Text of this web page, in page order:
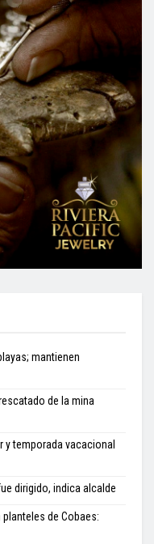
mantienen
de la mina
temporada vacacional
dirigido, indica alcalde
de Cobaes: